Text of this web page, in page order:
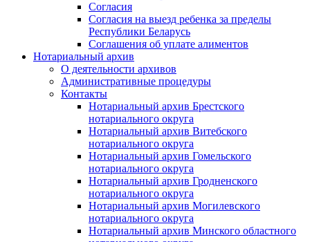
Согласия
Согласия на выезд ребенка за пределы
Республики Беларусь
Соглашения об уплате алиментов
Нотариальный архив
О деятельности архивов
Административные процедуры
Контакты
Нотариальный архив Брестского
нотариального округа
Нотариальный архив Витебского
нотариального округа
Нотариальный архив Гомельского
нотариального округа
Нотариальный архив Гродненского
нотариального округа
Нотариальный архив Могилевского
нотариального округа
Нотариальный архив Минского областного